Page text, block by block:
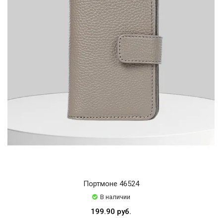
Портмоне 46524
В наличии
199.90 руб.